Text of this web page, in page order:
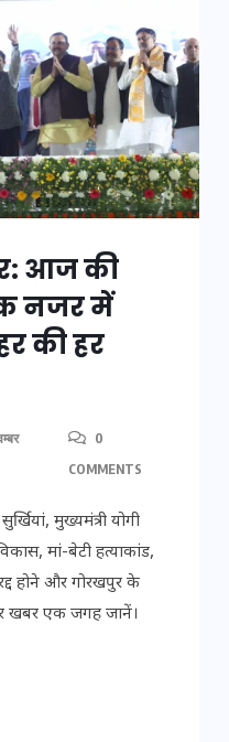
आज की
नजर में
की हर
0
COMMENTS
मुख्यमंत्री योगी
मां-बेटी हत्याकांड,
होने और गोरखपुर के
खबर एक जगह जानें।